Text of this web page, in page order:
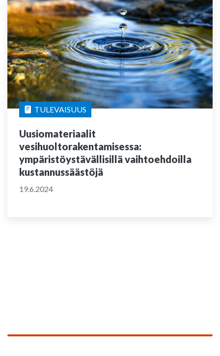
TULEVAISUUS
Uusiomateriaalit
vesihuoltorakentamisessa:
ympäristöystävällisillä vaihtoehdoilla
kustannussäästöjä
19.6.2024